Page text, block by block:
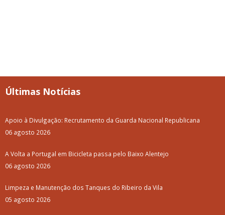
Últimas Notícias
Apoio à Divulgação: Recrutamento da Guarda Nacional Republicana
06 agosto 2026
A Volta a Portugal em Bicicleta passa pelo Baixo Alentejo
06 agosto 2026
Limpeza e Manutenção dos Tanques do Ribeiro da Vila
05 agosto 2026